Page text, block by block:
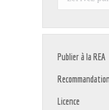
Publier à la REA
Licence